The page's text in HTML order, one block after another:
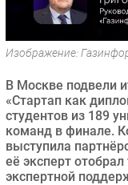
Безопасность
Инновации
Гаджеты
Здоровье
РАЗДЕЛЫ
Изображение:
В Москве подвели
«Стартап как
студентов из 189
команд в финале.
выступила
её эксперт
экспертной